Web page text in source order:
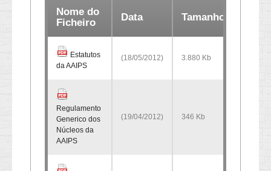
Nome do
Ficheiro
Data Tamanho
Estatutos
da AAIPS
(18/05/2012) 3.880 Kb
Regulamento
Generico dos
Núcleos da
AAIPS
(19/04/2012) 346 Kb